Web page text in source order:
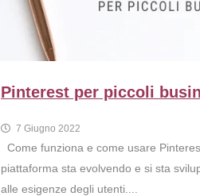
Pinterest per piccoli
7 Giugno 2022
Come funziona e come usare
piattaforma sta evolvendo e si sta
alle esigenze degli utenti....